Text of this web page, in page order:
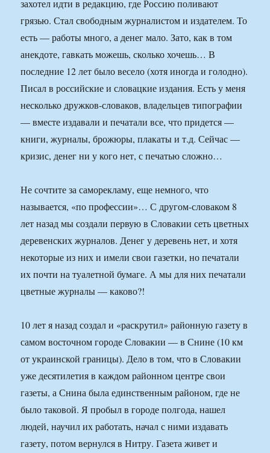
захотел идти в редакцию, где Россию поливают
грязью. Стал свободным журналистом и издателем. То
есть — работы много, а денег мало. Зато, как в том
анекдоте, гавкать можешь, сколько хочешь… В
последние 12 лет было весело (хотя иногда и голодно).
Писал в российские и словацкие издания. Есть у меня
несколько дружков-словаков, владельцев типографии
— вместе издавали и печатали все, что придется —
книги, журналы, брожюры, плакаты и т.д. Сейчас —
кризис, денег ни у кого нет, с печатью сложно…
Не сочтите за саморекламу, еще немного, что
называется, «по профессии»… С другом-словаком 8
лет назад мы создали первую в Словакии сеть цветных
деревенских журналов. Денег у деревень нет, и хотя
некоторые из них и имели свои газетки, но печатали
их почти на туалетной бумаге. А мы для них печатали
цветные журналы — каково?!
10 лет я назад создал и «раскрутил» районную газету в
самом восточном городе Словакии — в Снине (10 км
от украинской границы). Дело в том, что в Словакии
уже десятилетия в каждом районном центре свои
газеты, а Снина была единственным районом, где не
было таковой. Я пробыл в городе полгода, нашел
людей, научил их работать, начал с ними издавать
газету, потом вернулся в Нитру. Газета живет и